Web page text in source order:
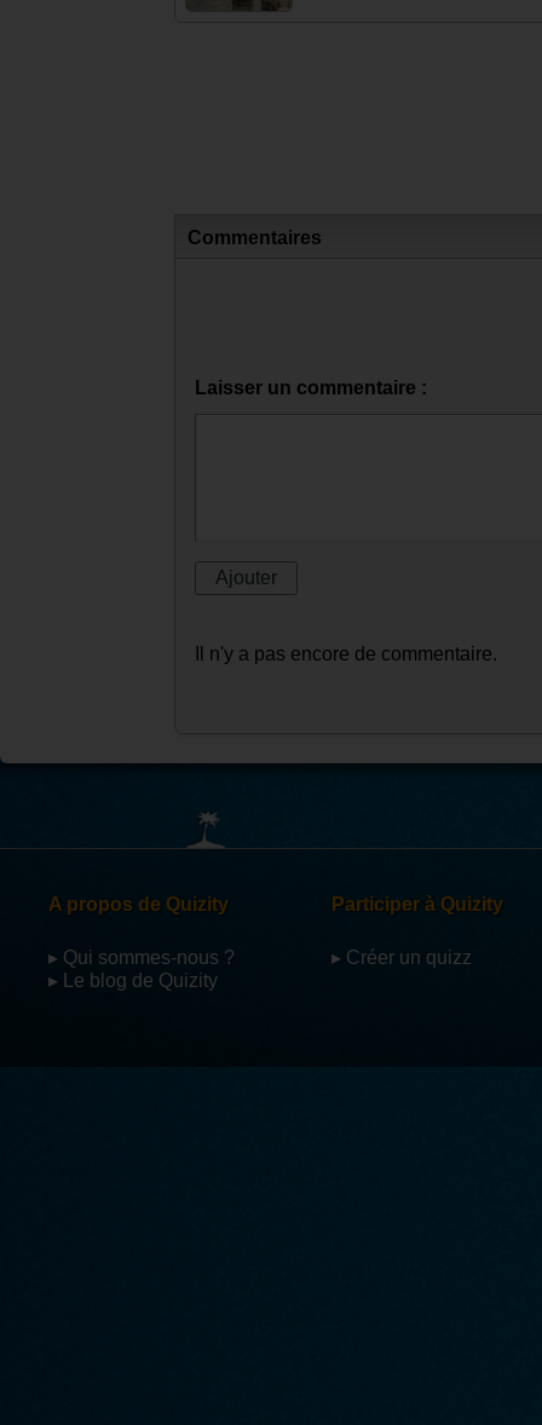
Commentaires
Laisser un commentaire :
Il n'y a pas encore de commentaire.
A propos de Quizity
▸ Qui sommes-nous ?
▸ Le blog de Quizity
Participer à Quizity
▸ Créer un quizz